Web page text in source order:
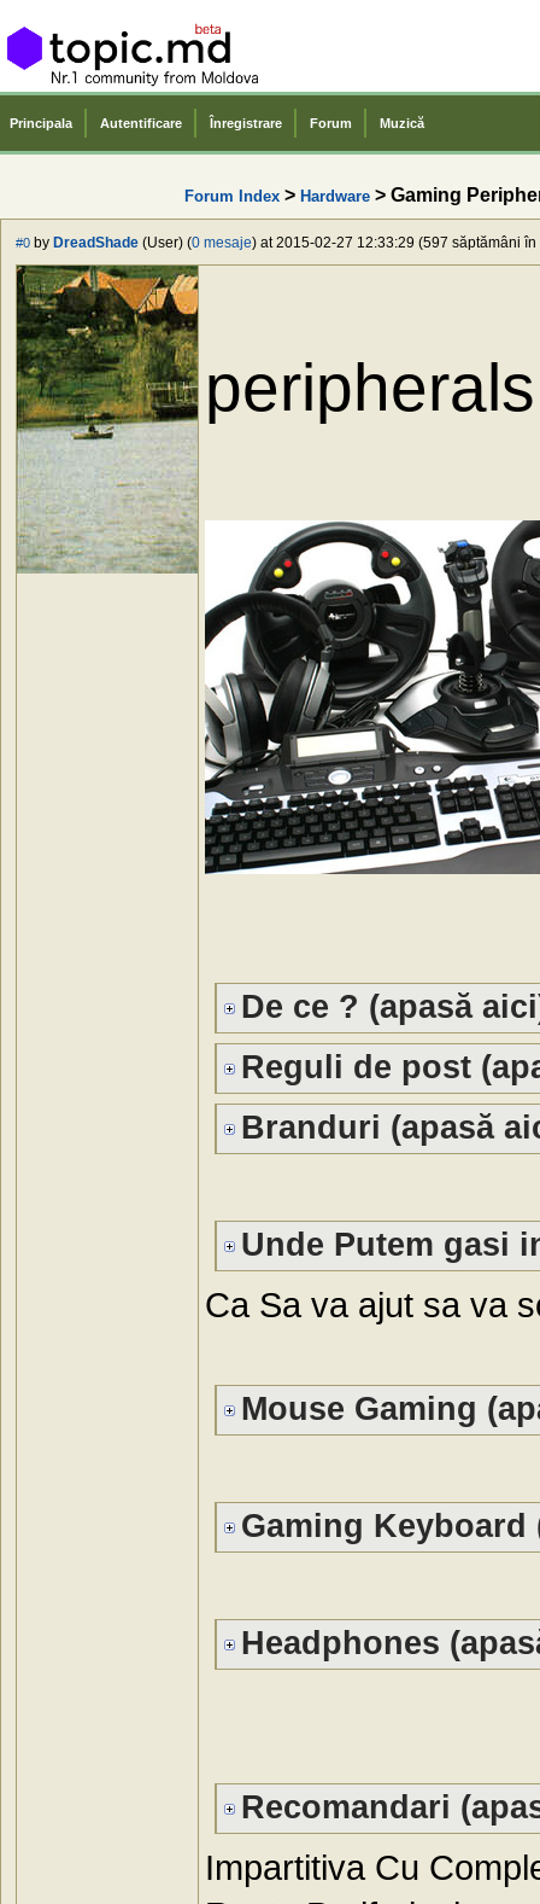
Principala Autentificare Înregistrare Forum Muzică
Forum Index > Hardware > Gaming
#0 by DreadShade (User) (0 mesaje) at 2015-02-27 12:33:29 (597 săptămâni în
peripherals
De ce ? (apasă
Reguli de post
Branduri (apasă
Unde Putem gasi
Ca Sa va ajut sa va
Mouse Gaming
Gaming Keyboard
Headphones
Recomandari
Impartitiva Cu